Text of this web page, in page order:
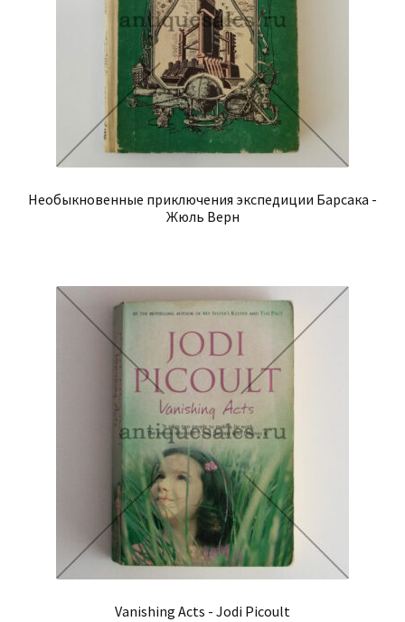
Необыкновенные приключения экспедиции Барсака -
Жюль Верн
Vanishing Acts - Jodi Picoult